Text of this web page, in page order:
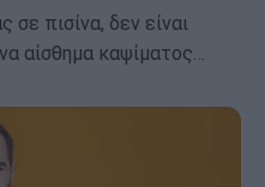
σε πισίνα, δεν είναι
αίσθημα καψίματος…